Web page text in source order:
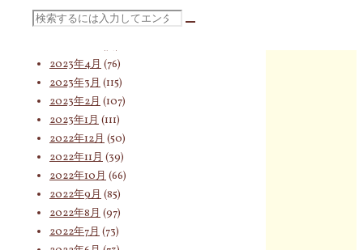
検
索
象:
2023年7月(89)
2023年6月(62)
2023年4月 (76)
2023年3月 (115)
2023年2月 (107)
2023年1月 (111)
2022年12月 (50)
2022年11月 (39)
2022年10月 (66)
2022年9月 (85)
2022年8月 (97)
2022年7月 (73)